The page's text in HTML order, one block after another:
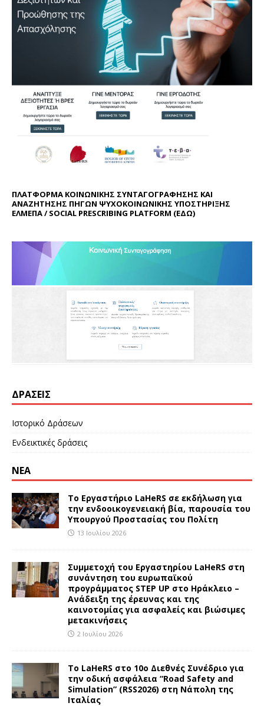
ΠΛΑΤΦΟΡΜΑ ΚΟΙΝΩΝΙΚΗΣ ΣΥΝΤΑΓΟΓΡΑΦΗΣΗΣ ΚΑΙ
ΑΝΑΖΗΤΗΣΗΣ ΠΗΓΩΝ ΨΥΧΟΚΟΙΝΩΝΙΚΗΣ ΥΠΟΣΤΗΡΙΞΗΣ
ΕΛΜΕΠΑ / SOCIAL PRESCRIBING PLATFORM (ΕΔΩ)
ΔΡΆΣΕΙΣ
Ιστορικό Δράσεων
Ενδεικτικές δράσεις
ΝΕΑ
Το Εργαστήριο LaHeRS σε εκδήλωση για
την ενδοοικογενειακή βία, παρουσία του
Υπουργού Προστασίας του Πολίτη
13 Ιουλίου 2026
Συμμετοχή του Εργαστηρίου LaHeRS στη
συνάντηση του ευρωπαϊκού
προγράμματος STEP UP στο Ηράκλειο –
Ανάδειξη της έρευνας και της
καινοτομίας για ασφαλείς και βιώσιμες
μετακινήσεις
2 Ιουλίου 2026
To LaHeRS στο 10ο Διεθνές Συνέδριο για
την οδική ασφάλεια “Road Safety and
Simulation” (RSS2026) στη Νάπολη της
Ιταλίας